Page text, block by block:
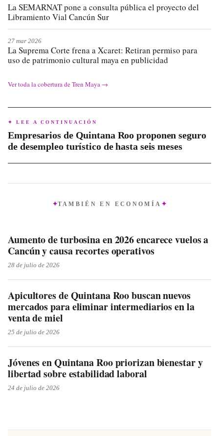
La SEMARNAT pone a consulta pública el proyecto del
Libramiento Vial Cancún Sur
27 mar 2026
La Suprema Corte frena a Xcaret: Retiran permiso para
uso de patrimonio cultural maya en publicidad
Ver toda la cobertura deTren Maya →
✦ LEE A CONTINUACIÓN
Empresarios de Quintana Roo proponen seguro
de desempleo turístico de hasta seis meses
TAMBIÉN EN ECONOMÍA
Aumento de turbosina en 2026 encarece vuelos a
Cancún y causa recortes operativos
28 de julio de 2026
Apicultores de Quintana Roo buscan nuevos
mercados para eliminar intermediarios en la
venta de miel
25 de julio de 2026
Jóvenes en Quintana Roo priorizan bienestar y
libertad sobre estabilidad laboral
24 de julio de 2026